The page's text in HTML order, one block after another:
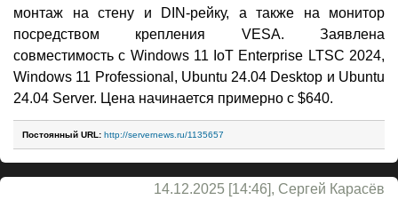
монтаж на стену и DIN-рейку, а также на монитор
посредством крепления VESA. Заявлена
совместимость с Windows 11 IoT Enterprise LTSC 2024,
Windows 11 Professional, Ubuntu 24.04 Desktop и Ubuntu
24.04 Server. Цена начинается примерно с $640.
Постоянный URL: http://servernews.ru/1135657
14.12.2025 [14:46], Сергей Карасёв